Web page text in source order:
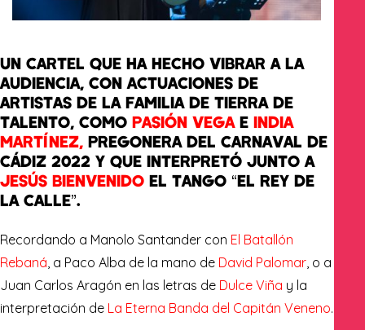
UN CARTEL QUE HA HECHO VIBRAR A LA
AUDIENCIA, CON ACTUACIONES DE
ARTISTAS DE LA FAMILIA DE TIERRA DE
TALENTO, COMO PASIÓN VEGAE INDIA
MARTÍNEZ, PREGONERA DEL CARNAVAL DE
CÁDIZ 2022 Y QUE INTERPRETÓ JUNTO A
JESÚS BIENVENIDO EL TANGO “EL REY DE
LA CALLE”.
Recordando a Manolo Santander con El Batallón
Rebaná, a Paco Alba de la mano de David Palomar, o a
Juan Carlos Aragón en las letras de Dulce Viña y la
interpretación de La Eterna Banda del Capitán Veneno.